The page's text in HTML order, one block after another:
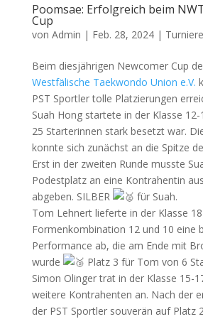
Poomsae: Erfolgreich beim
Cup
von Admin | Feb. 28, 2024| Turniere
Beim diesjährigen Newcomer Cup
Westfälische Taekwondo Union e.V.
PST Sportler tolle Platzierungen
Suah Hong startete in der Klasse
25 Starterinnen stark besetzt war.
konnte sich zunächst an die Spitze
Erst in der zweiten Runde musste
Podestplatz an eine Kontrahentin
abgeben. SILBER
für Suah.
Tom Lehnert lieferte in der Klasse
Formenkombination 12 und 10 eine
Performance ab, die am Ende mit
wurde
Platz 3 für Tom von 6
Simon Olinger trat in der Klasse 15-
weitere Kontrahenten an. Nach der
der PST Sportler souverän auf Platz